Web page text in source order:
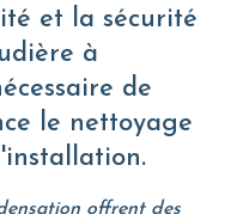
à
de
le nettoyage
offrent des